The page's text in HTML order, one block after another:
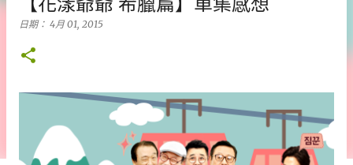
日期： 4月 01, 2015